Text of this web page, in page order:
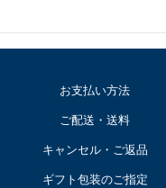
お支払い方法
ご配送・送料
キャンセル・ご返品
ギフト包装のご指定